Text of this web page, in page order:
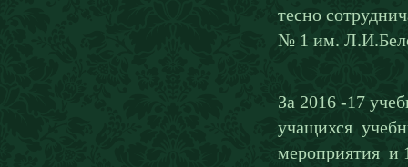
тесно
№ 1 им.
За 2016 -17
учащихся
мероприятия и